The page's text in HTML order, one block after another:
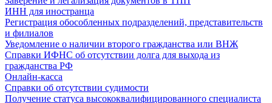
ИНН для иностранца
Регистрация обособленных подразделений, представительств
и филиалов
Уведомление о наличии второго гражданства или ВНЖ
Справки ИФНС об отсутствии долга для выхода из
гражданства РФ
Онлайн-касса
Справки об отсутствии судимости
Получение статуса высококвалифицированного специалиста